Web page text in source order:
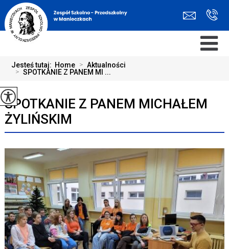
Jesteś tutaj: Home > Aktualności
> SPOTKANIE Z PANEM MI ...
SPOTKANIE Z PANEM MICHAŁEM
ŻYLIŃSKIM